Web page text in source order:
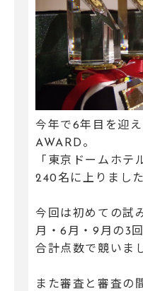
今年で6年目を迎
AWARD。
「東京ドームホテ
240名に上りました
今回は初めての試
月・6月・9月の3
合計点数で競いま
また審査と審査の